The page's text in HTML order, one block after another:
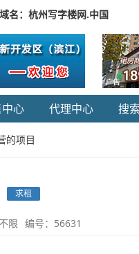
名：杭州写字楼网.中国
心 代理中心 搜
的项目
求租
限 编号：56631